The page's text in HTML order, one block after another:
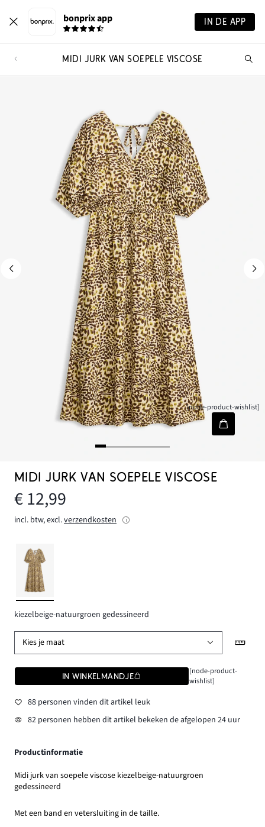
bonprix app IN DE APP
MIDI JURK VAN SOEPELE VISCOSE
[node-product-wishlist]
MIDI JURK VAN SOEPELE VISCOSE
€ 12,99
incl. btw, excl.verzendkosten
kiezelbeige-natuurgroen gedessineerd
Kies je maat
IN WINKELMANDJE
[node-product-
wishlist]
88 personen vinden dit artikel leuk
82 personen hebben dit artikel bekeken de afgelopen 24 uur
Productinformatie
Midi jurk van soepele viscose kiezelbeige-natuurgroen
gedessineerd
Met een band en vetersluiting in de taille.